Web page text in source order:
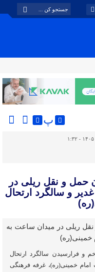
پ
حمل و نقل ریلی در
و سالگرد ارتحال
و فرارسیدن سالگرد ارتحال
امام خمینی(ره)، غرفه فرهنگی